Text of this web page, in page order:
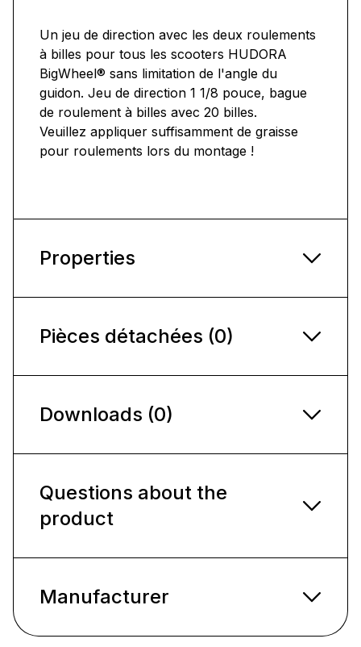
Un jeu de direction avec les deux roulements
à billes pour tous les scooters HUDORA
BigWheel® sans limitation de l'angle du
guidon. Jeu de direction 1 1/8 pouce, bague
de roulement à billes avec 20 billes.
Veuillez appliquer suffisamment de graisse
pour roulements lors du montage !
Properties
Pièces détachées (0)
Downloads (0)
Questions about the
product
Manufacturer